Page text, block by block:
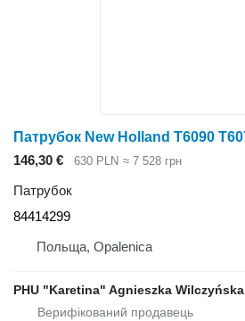
146,30 € 630 PLN ≈ 7 528 грн
Патрубок
84414299
Польща, Opalenica
PHU "Karetina" Agnieszka Wilczyńska